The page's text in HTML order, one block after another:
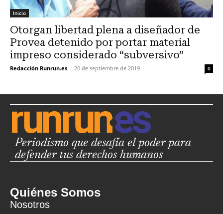
Inicio
Otorgan libertad plena a diseñador de
Provea detenido por portar material
impreso considerado “subversivo”
Redacción Runrun.es - 20 de septiembre de 2019 0
Periodismo que desafía el poder para
defender tus derechos humanos
Quiénes Somos
Nosotros